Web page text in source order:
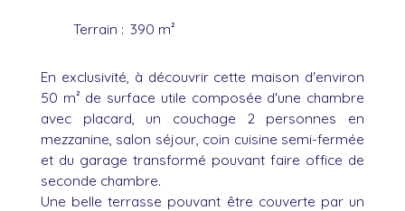
Terrain : 390 m²
En exclusivité, à découvrir cette maison d'environ
50 m² de surface utile composée d'une chambre
avec placard, un couchage 2 personnes en
mezzanine, salon séjour, coin cuisine semi-fermée
et du garage transformé pouvant faire office de
seconde chambre.
Une belle terrasse pouvant être couverte par un